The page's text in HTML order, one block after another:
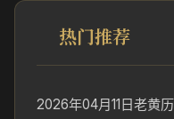
热门推荐